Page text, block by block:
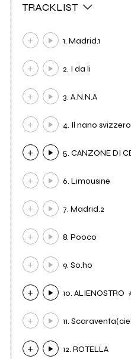
TRACKLIST
1. Madrid.1
2. I da li
3. A.N.N.A
4. Il nano svizzero
5. CANZONE DI
6. Limousine
7. Madrid.2
8. Pooco
9. So.ho
10. ALIENOSTRO
11.
12. ROTELLA